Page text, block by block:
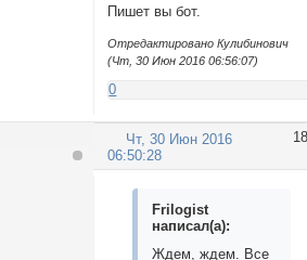
Пишет вы бот.
Отредактировано Кулибинович
(Чт, 30 Июн 2016 06:56:07)
0
18
Чт, 30 Июн 2016
06:50:28
Frilogist
написал(а):
Ждем, ждем. Все